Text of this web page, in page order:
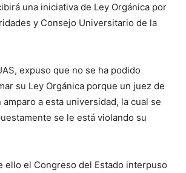
una iniciativa de Ley Orgánica por
y Consejo Universitario de la
expuso que no se ha podido
su Ley Orgánica porque un juez de
a esta universidad, la cual se
se le está violando su
ello el Congreso del Estado interpuso